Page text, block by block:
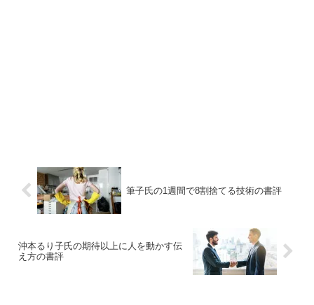
筆子氏の1週間で8割捨てる技術の書評
沖本るり子氏の期待以上に人を動かす伝
え方の書評